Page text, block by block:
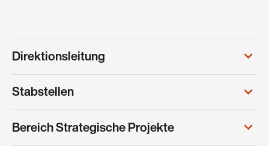
Direktionsleitung
Stabstellen
Bereich Strategische Projekte